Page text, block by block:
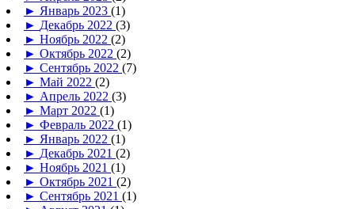
► Январь 2023 (1)
► Декабрь 2022 (3)
► Ноябрь 2022 (2)
► Октябрь 2022 (2)
► Сентябрь 2022 (7)
► Май 2022 (2)
► Апрель 2022 (3)
► Март 2022 (1)
► Февраль 2022 (1)
► Январь 2022 (1)
► Декабрь 2021 (2)
► Ноябрь 2021 (1)
► Октябрь 2021 (2)
► Сентябрь 2021 (1)